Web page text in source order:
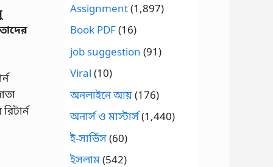
Assignment(1,897)
Book PDF(16)
job suggestion (91)
Viral (10)
অনলাইনে আয়(176)
অনার্স ও মাস্টার্স(1,440)
ই-সার্ভিস(60)
ইসলাম(542)